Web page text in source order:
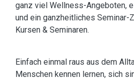
ganz viel Wellness-Angeboten,
und ein ganzheitliches Seminar-
Kursen & Seminaren.
Einfach einmal raus aus dem
Menschen kennen lernen, sich